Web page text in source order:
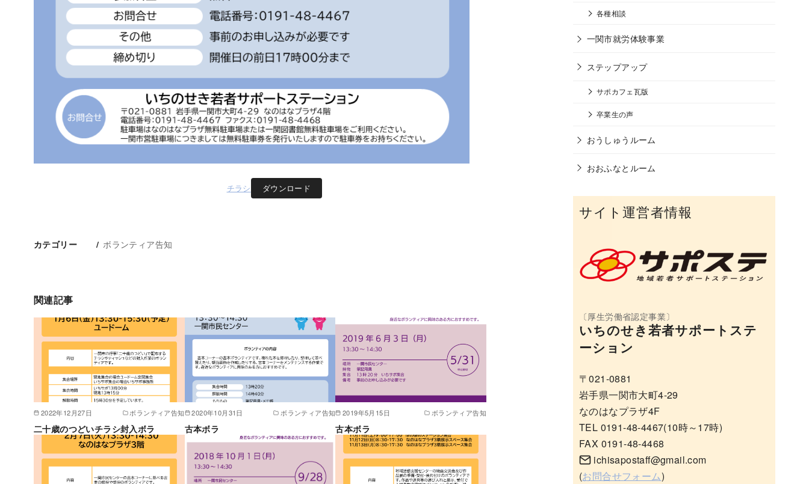
チラシ ダウンロード
カテゴリー ボランティア告知
関連記事
2022年12月27日 ボランティア告知
二十歳のつどいチラシ封入ボラ
2020年10月31日 ボランティア告知
古本ボラ
2019年5月15日 ボランティア告知
古本ボラ
各種相談
一関市就労体験事業
ステップアップ
サポカフェ瓦版
卒業生の声
おうしゅうルーム
おおふなとルーム
サイト運営者情報
いちのせき若者サポートステ
ーション
〒021-0881
岩手県一関市大町4-29
なのはなプラザ4F
TEL 0191-48-4467(10時～17時)
FAX 0191-48-4468
ichisapostaff@gmail.com
(お問合せフォーム)